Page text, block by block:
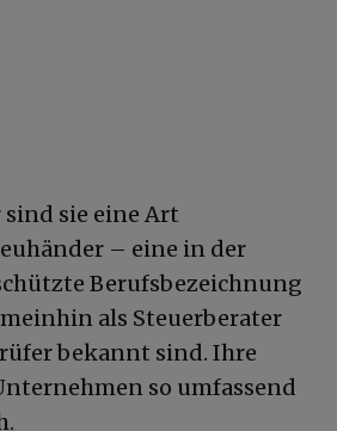
sie eine Art
– eine in der
Berufsbezeichnung
als Steuerberater
bekannt sind. Ihre
so umfassend